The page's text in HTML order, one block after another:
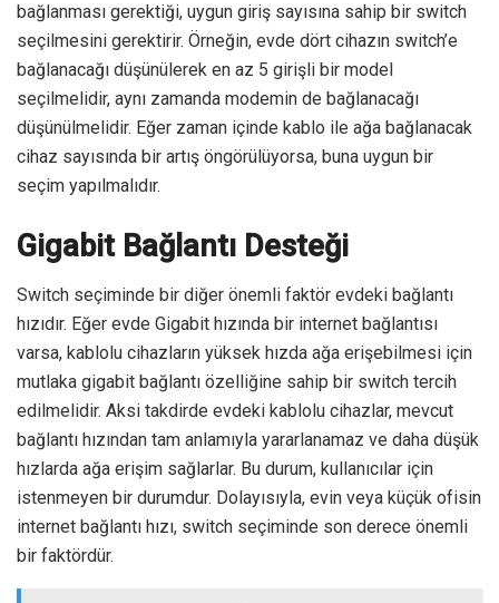
bağlanması gerektiği, uygun giriş sayısına sahip bir switch
seçilmesini gerektirir. Örneğin, evde dört cihazın switch’e
bağlanacağı düşünülerek en az 5 girişli bir model
seçilmelidir, aynı zamanda modemin de bağlanacağı
düşünülmelidir. Eğer zaman içinde kablo ile ağa bağlanacak
cihaz sayısında bir artış öngörülüyorsa, buna uygun bir
seçim yapılmalıdır.
Gigabit Bağlantı Desteği
Switch seçiminde bir diğer önemli faktör evdeki bağlantı
hızıdır. Eğer evde Gigabit hızında bir internet bağlantısı
varsa, kablolu cihazların yüksek hızda ağa erişebilmesi için
mutlaka gigabit bağlantı özelliğine sahip bir switch tercih
edilmelidir. Aksi takdirde evdeki kablolu cihazlar, mevcut
bağlantı hızından tam anlamıyla yararlanamaz ve daha düşük
hızlarda ağa erişim sağlarlar. Bu durum, kullanıcılar için
istenmeyen bir durumdur. Dolayısıyla, evin veya küçük ofisin
internet bağlantı hızı, switch seçiminde son derece önemli
bir faktördür.